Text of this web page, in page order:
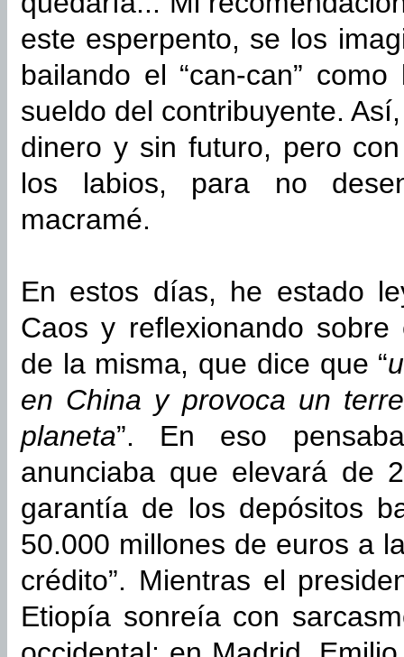
este esperpento, se los
bailando el “can-can”
sueldo del contribuyente.
dinero y sin futuro, pero
los labios, para no
macramé.
En estos días, he estado
Caos y reflexionando
de la misma, que dice que “
en China y provoca un
planeta”. En eso
anunciaba que elevará de
garantía de los depósitos
50.000 millones de euros a
crédito”. Mientras el
Etiopía sonreía con